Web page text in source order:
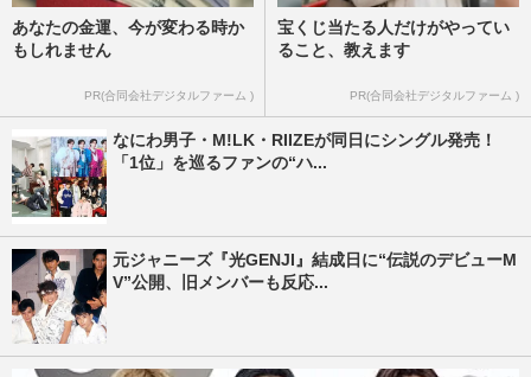
あなたの金運、今が変わる時か
もしれません
PR(合同会社デジタルファーム )
宝くじ当たる人だけがやってい
ること、教えます
PR(合同会社デジタルファーム )
なにわ男子・M!LK・RIIZEが同日にシングル発売！
「1位」を巡るファンの“ハ...
元ジャニーズ『光GENJI』結成日に“伝説のデビューM
V”公開、旧メンバーも反応...